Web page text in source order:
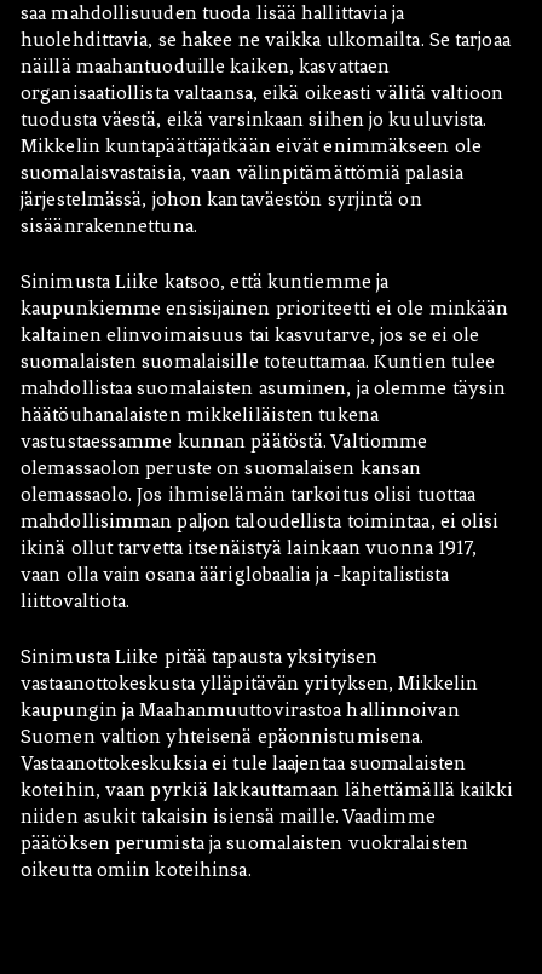
saa mahdollisuuden tuoda lisää hallittavia ja
huolehdittavia, se hakee ne vaikka ulkomailta. Se tarjoaa
näillä maahantuoduille kaiken, kasvattaen
organisaatiollista valtaansa, eikä oikeasti välitä valtioon
tuodusta väestä, eikä varsinkaan siihen jo kuuluvista.
Mikkelin kuntapäättäjätkään eivät enimmäkseen ole
suomalaisvastaisia, vaan välinpitämättömiä palasia
järjestelmässä, johon kantaväestön syrjintä on
sisäänrakennettuna.
Sinimusta Liike katsoo, että kuntiemme ja
kaupunkiemme ensisijainen prioriteetti ei ole minkään
kaltainen elinvoimaisuus tai kasvutarve, jos se ei ole
suomalaisten suomalaisille toteuttamaa. Kuntien tulee
mahdollistaa suomalaisten asuminen, ja olemme täysin
häätöuhanalaisten mikkeliläisten tukena
vastustaessamme kunnan päätöstä. Valtiomme
olemassaolon peruste on suomalaisen kansan
olemassaolo. Jos ihmiselämän tarkoitus olisi tuottaa
mahdollisimman paljon taloudellista toimintaa, ei olisi
ikinä ollut tarvetta itsenäistyä lainkaan vuonna 1917,
vaan olla vain osana ääriglobaalia ja -kapitalistista
liittovaltiota.
Sinimusta Liike pitää tapausta yksityisen
vastaanottokeskusta ylläpitävän yrityksen, Mikkelin
kaupungin ja Maahanmuuttovirastoa hallinnoivan
Suomen valtion yhteisenä epäonnistumisena.
Vastaanottokeskuksia ei tule laajentaa suomalaisten
koteihin, vaan pyrkiä lakkauttamaan lähettämällä kaikki
niiden asukit takaisin isiensä maille. Vaadimme
päätöksen perumista ja suomalaisten vuokralaisten
oikeutta omiin koteihinsa.